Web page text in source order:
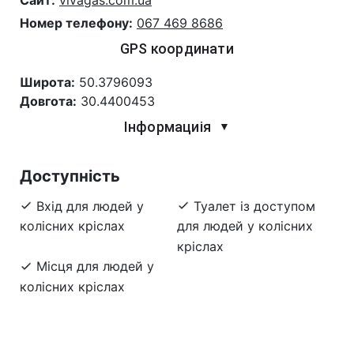
Номер телефону: 067 469 8686
GPS координати
Широта: 50.3796093
Довгота: 30.4400453
Інформациія ▼
Доступність
Вхід для людей у
колісних кріслах
Туалет із доступом
для людей у колісних
кріслах
Місця для людей у
колісних кріслах